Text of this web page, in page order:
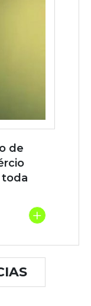
de
toda
+